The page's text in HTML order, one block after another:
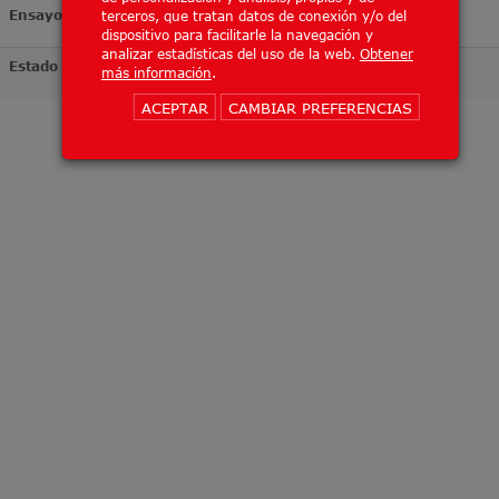
terceros, que tratan datos de conexión y/o del
dispositivo para facilitarle la navegación y
analizar estadísticas del uso de la web. Obtener
más información.
ACEPTAR CAMBIAR PREFERENCIAS
Ensayo
Estado